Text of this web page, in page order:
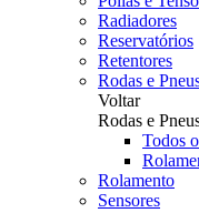
Radiadores
Reservatórios
Retentores
Rodas e
Voltar
Rodas e
Todos
Rolamento
Sensores